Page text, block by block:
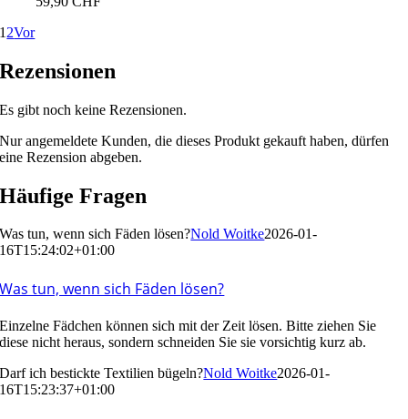
1 2Vor
Rezensionen
Es gibt noch keine Rezensionen.
Nur angemeldete Kunden, die dieses Produkt gekauft haben, dürfen
eine Rezension abgeben.
Häufige Fragen
Was tun, wenn sich Fäden lösen?Nold Woitke2026-01-
16T15:24:02+01:00
Was tun, wenn sich Fäden lösen?
Einzelne Fädchen können sich mit der Zeit lösen. Bitte ziehen Sie
diese nicht heraus, sondern schneiden Sie sie vorsichtig kurz ab.
Darf ich bestickte Textilien bügeln?Nold Woitke2026-01-
16T15:23:37+01:00